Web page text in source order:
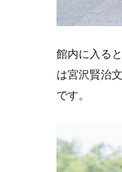
館内に入る
は宮沢賢治
です。